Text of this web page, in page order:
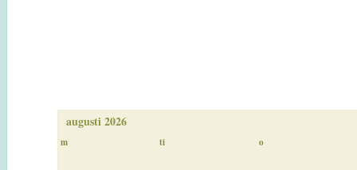
augusti 2026
m ti o